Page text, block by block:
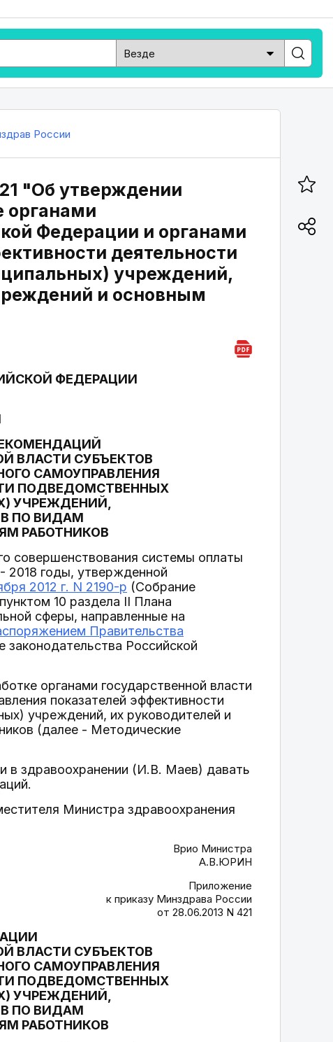
России
"Об утверждении
органами
Федерации и органами
деятельности
учреждений,
и основным
ФЕДЕРАЦИИ
ВЛАСТИ СУБЪЕКТОВ
САМОУПРАВЛЕНИЯ
ПОДВЕДОМСТВЕННЫХ
УЧРЕЖДЕНИЙ,
ПО ВИДАМ
РАБОТНИКОВ
совершенствования системы оплаты
2018 годы, утвержденной
2012 г. N 2190-р (Собрание
10 раздела II Плана
сферы, направленные на
Правительства
законодательства Российской
органами государственной власти
показателей эффективности
учреждений, их руководителей и
(далее - Методические
в здравоохранении (И.В. Маев) давать
Министра здравоохранения
Врио Министра
А.В.ЮРИН
Приложение
к приказу Минздрава России
от 28.06.2013 N 421
ВЛАСТИ СУБЪЕКТОВ
САМОУПРАВЛЕНИЯ
ПОДВЕДОМСТВЕННЫХ
УЧРЕЖДЕНИЙ,
ПО ВИДАМ
РАБОТНИКОВ